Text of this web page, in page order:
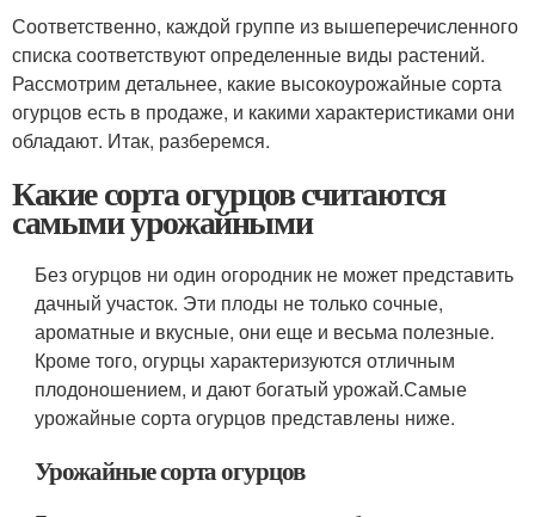
Соответственно, каждой группе из вышеперечисленного
списка соответствуют определенные виды растений.
Рассмотрим детальнее, какие высокоурожайные сорта
огурцов есть в продаже, и какими характеристиками они
обладают. Итак, разберемся.
Какие сорта огурцов считаются
самыми урожайными
Без огурцов ни один огородник не может представить
дачный участок. Эти плоды не только сочные,
ароматные и вкусные, они еще и весьма полезные.
Кроме того, огурцы характеризуются отличным
плодоношением, и дают богатый урожай.Самые
урожайные сорта огурцов представлены ниже.
Урожайные сорта огурцов